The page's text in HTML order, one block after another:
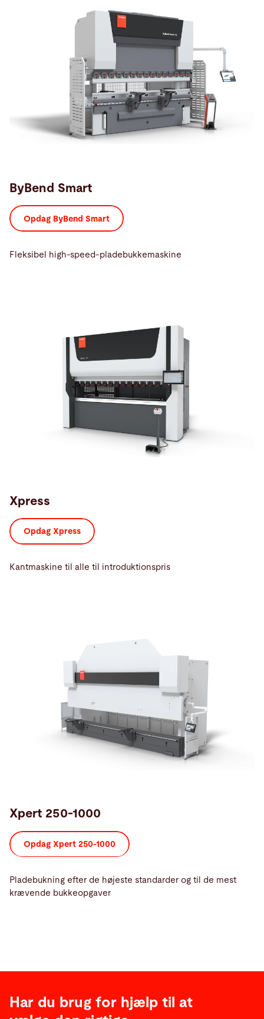
ByBend Smart
Opdag ByBend Smart
Fleksibel high-speed-pladebukkemaskine
Xpress
Opdag Xpress
Kantmaskine til alle til introduktionspris
Xpert 250-1000
Opdag Xpert 250-1000
Pladebukning efter de højeste standarder og til de mest
krævende bukkeopgaver
Har du brug for hjælp til at